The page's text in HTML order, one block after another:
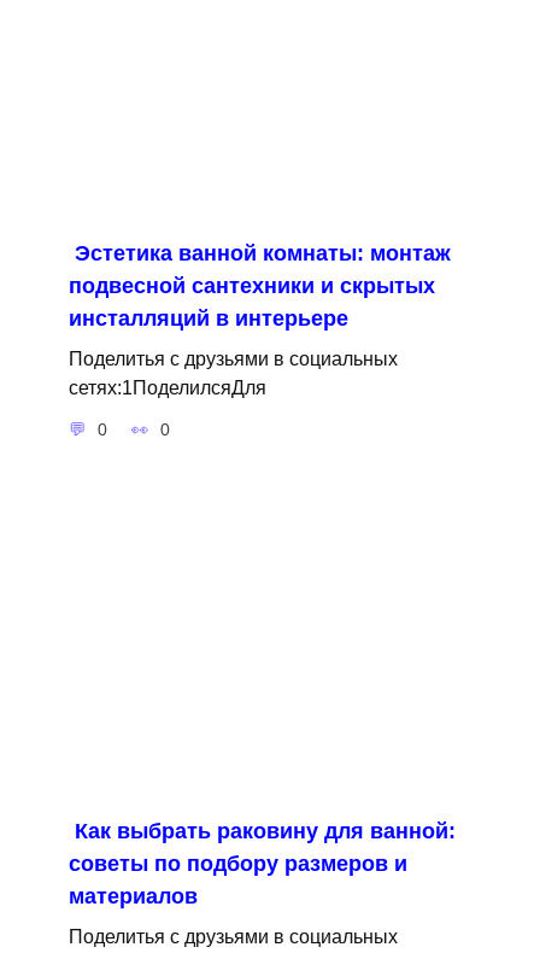
Эстетика ванной комнаты: монтаж
подвесной сантехники и скрытых
инсталляций в интерьере
Поделитья с друзьями в социальных
сетях:1ПоделилсяДля
0 0
Как выбрать раковину для ванной:
советы по подбору размеров и
материалов
Поделитья с друзьями в социальных